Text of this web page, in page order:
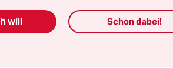
will Schon dabei!